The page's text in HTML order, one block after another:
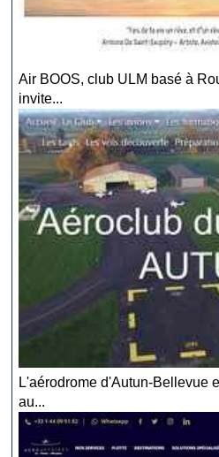
Air BOOS, club ULM basé à
invite...
L'aérodrome d'Autun-Bellevue
au...